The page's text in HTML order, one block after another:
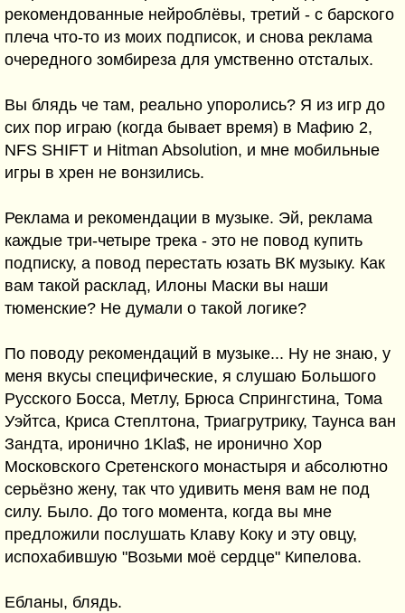
рекомендованные нейроблёвы, третий - с барского
плеча что-то из моих подписок, и снова реклама
очередного зомбиреза для умственно отсталых.
Вы блядь че там, реально упоролись? Я из игр до
сих пор играю (когда бывает время) в Мафию 2,
NFS SHIFT и Hitman Absolution, и мне мобильные
игры в хрен не вонзились.
Реклама и рекомендации в музыке. Эй, реклама
каждые три-четыре трека - это не повод купить
подписку, а повод перестать юзать ВК музыку. Как
вам такой расклад, Илоны Маски вы наши
тюменские? Не думали о такой логике?
По поводу рекомендаций в музыке... Ну не знаю, у
меня вкусы специфические, я слушаю Большого
Русского Босса, Метлу, Брюса Спрингстина, Тома
Уэйтса, Криса Степлтона, Триагрутрику, Таунса ван
Зандта, иронично 1Kla$, не иронично Хор
Московского Сретенского монастыря и абсолютно
серьёзно жену, так что удивить меня вам не под
силу. Было. До того момента, когда вы мне
предложили послушать Клаву Коку и эту овцу,
испохабившую "Возьми моё сердце" Кипелова.
Ебланы, блядь.